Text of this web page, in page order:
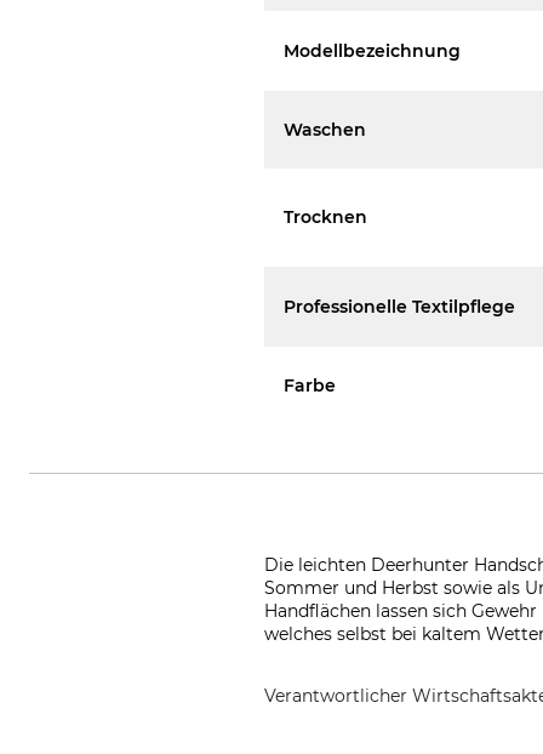
Modellbezeichnung
Waschen
Trocknen
Professionelle Textilpflege
Farbe
Die leichten Deerhunter
Sommer und Herbst sowie als
Handflächen lassen sich
welches selbst bei kaltem
Verantwortlicher